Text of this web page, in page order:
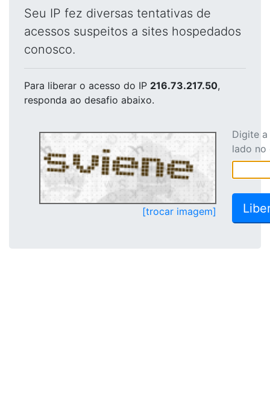
Seu IP fez diversas tentativas de
acessos suspeitos a sites hospedados
conosco.
Para liberar o acesso do IP 216.73.217.50,
responda ao desafio abaixo.
[trocar imagem]
Digite
lado no